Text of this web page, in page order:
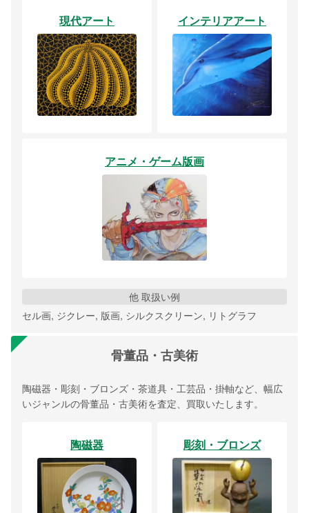
現代アート インテリアアート
アニメ・ゲーム版画
他 取扱い例
セル画, ジクレー, 版画, シルクスクリーン, リトグラフ
骨董品・古美術
陶磁器・彫刻・ブロンズ・茶道具・工芸品・掛軸など、幅広
いジャンルの骨董品・古美術を査定、買取いたします。
陶磁器 彫刻・ブロンズ